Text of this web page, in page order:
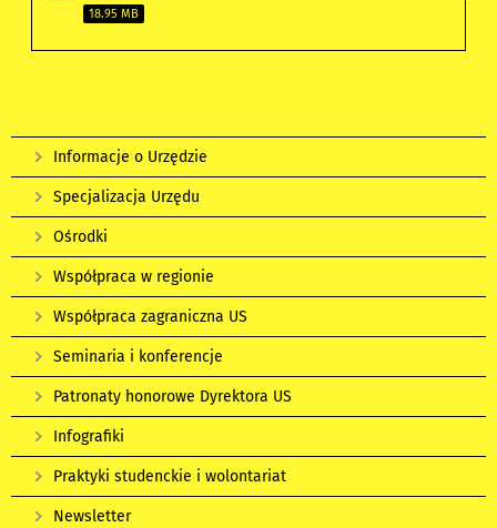
18.95 MB
Informacje o Urzędzie
Specjalizacja Urzędu
Ośrodki
Współpraca w regionie
Współpraca zagraniczna US
Seminaria i konferencje
Patronaty honorowe Dyrektora US
Infografiki
Praktyki studenckie i wolontariat
Newsletter